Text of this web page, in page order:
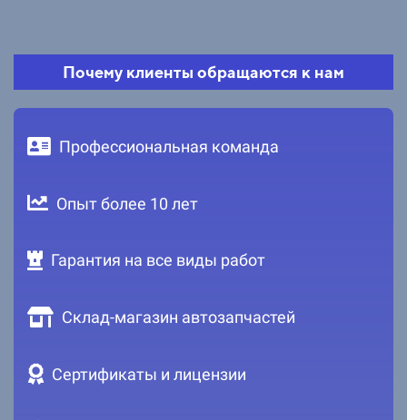
Почему клиенты обращаются к нам
Профессиональная команда
Опыт более 10 лет
Гарантия на все виды работ
Склад-магазин автозапчастей
Сертификаты и лицензии